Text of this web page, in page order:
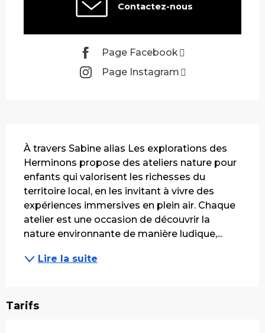
Contactez-nous
Page Facebook
Page Instagram
À travers Sabine alias Les explorations des
Herminons propose des ateliers nature pour
enfants qui valorisent les richesses du
territoire local, en les invitant à vivre des
expériences immersives en plein air. Chaque
atelier est une occasion de découvrir la
nature environnante de manière ludique,...
Lire la suite
Tarifs